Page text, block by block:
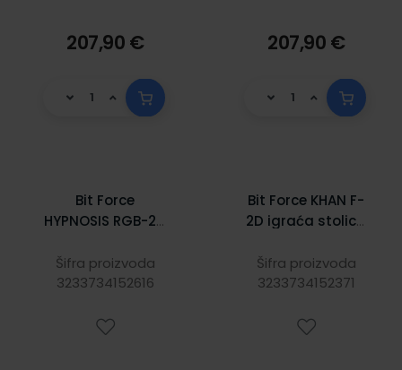
207,90 € 207,90 €
Bit Force
HYPNOSIS RGB-2D
potpornim
jastučićima, PU
za ruke, nosivost
Šifra proizvoda
3233734152616
Bit Force KHAN F-
2D igraća stolica
jastučićima,
tkanina, 2D
nosivost 150kg,
Šifra proizvoda
3233734152371